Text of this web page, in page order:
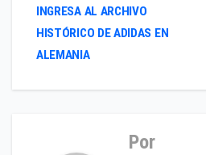
entradas
INGRESA AL ARCHIVO
HISTÓRICO DE ADIDAS EN
ALEMANIA
Por